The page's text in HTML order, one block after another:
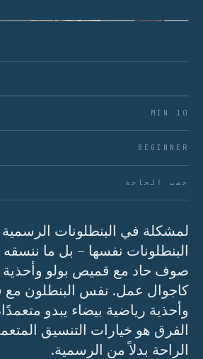
10 MIN
BEGINNER
حسب الحاجة
لمشكلة في البنطلونات
البنطلونات نفسها – بل ما
صوف حاد مع قميص بولو وأحذية
كاجوال عمل. نفس البنطلون
وأحذية رياضية بيضاء يبدو
الفرق هو خيارات التنسيق
الراحة بدلاً من الرسمية.